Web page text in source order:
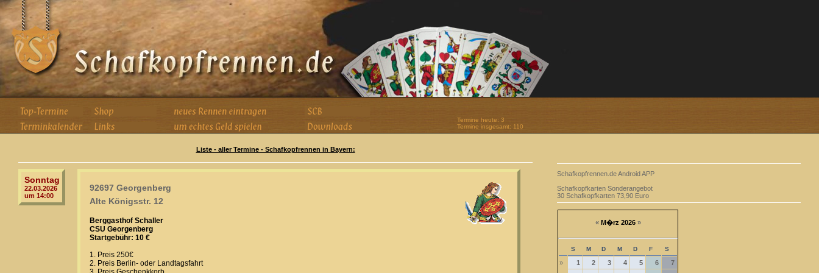
Termine heute: 3
Termine insgesamt: 110
Liste - aller Termine - Schafkopfrennen in Bayern:
Sonntag
22.03.2026
um 14:00
92697 Georgenberg
Alte Königsstr. 12
Berggasthof Schaller
CSU Georgenberg
Startgebühr: 10 €
1. Preis 250€
2. Preis Berlin- oder Landtagsfahrt
Schafkopfrennen.de Android APP
Schafkopfkarten Sonderangebot
30 Schafkopfkarten 73,90 Euro
«M�rz 2026 »
S M D M D F S
» 1 2 3 4 5 6
7